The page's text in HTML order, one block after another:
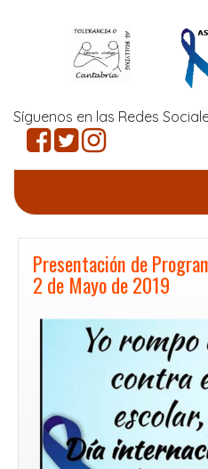
Síguenos en las Redes
Presentación de
2 de Mayo de 2019